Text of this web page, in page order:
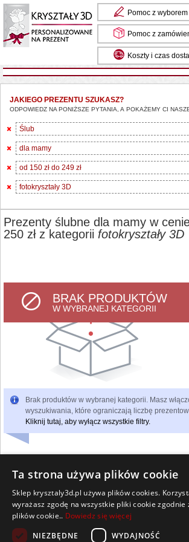
Pomoc z
Pomoc z
Koszty i czas
JAKIEGO PREZENTU SZUKASZ?
ODPOWIEDZ NA PONIŻSZE PYTANIA, A POKAŻEMY CI
Ślub
dla mamy
od 150 zł do 249 zł
fotokryształy 3D
Prezenty ślubne dla mamy w
250 zł z kategorii fotokryształy 3D
BRAK PRODUKTÓW
W WYBRANEJ KATEGORII
Brak produktów w wybranej kategorii. Masz
wyszukiwania, które ograniczają liczbę
Kliknij tutaj, aby wyłącz wszystkie filtry.
Wszelkie prawa zastrzeżone
Kontakt Współpraca Regulamin
Pomoc Strona główna
Ta strona używa plików cookie
Sklep krysztaly3d.pl używa plików cookies.
wyrażasz zgodę na wszystkie pliki cookie zgodnie
plików cookie.. Dowiedz się więcej
NIEZBĘDNE
WYDAJNOŚĆ